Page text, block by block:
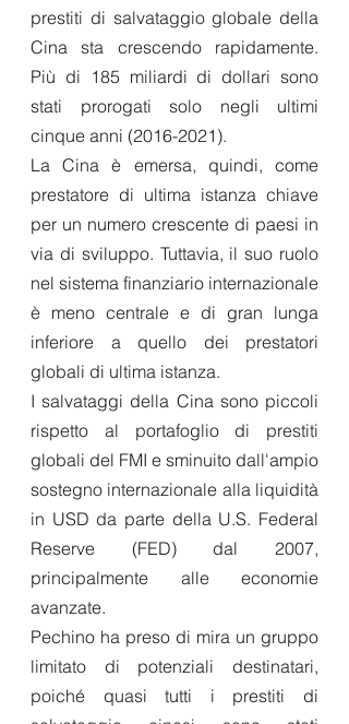
prestiti di salvataggio globale della
Cina sta crescendo rapidamente.
Più di 185 miliardi di dollari sono
stati prorogati solo negli ultimi
cinque anni (2016-2021).
La Cina è emersa, quindi, come
prestatore di ultima istanza chiave
per un numero crescente di paesi in
via di sviluppo. Tuttavia, il suo ruolo
nel sistema finanziario internazionale
è meno centrale e di gran lunga
inferiore a quello dei prestatori
globali di ultima istanza.
I salvataggi della Cina sono piccoli
rispetto al portafoglio di prestiti
globali del FMI e sminuito dall'ampio
sostegno internazionale alla liquidità
in USD da parte della U.S. Federal
Reserve (FED) dal 2007,
principalmente alle economie
avanzate.
Pechino ha preso di mira un gruppo
limitato di potenziali destinatari,
poiché quasi tutti i prestiti di